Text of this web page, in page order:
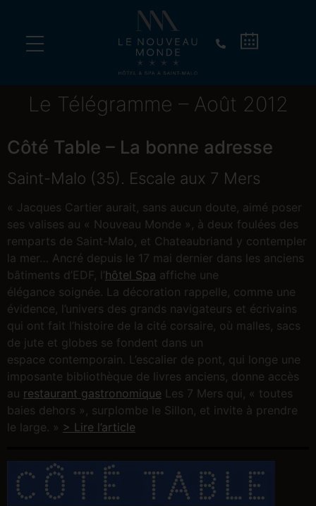
Vivez un dîner d’exception sur un vieux gréement !
Le Télégramme – Août 2012
Côté Table – La bonne adresse
Saint-Malo (35). Escale aux 7 Mers
« Jacques Cartier aurait, sans aucun doute, aimé poser
ses valises au « Nouveau Monde », à deux foulées des
remparts de Saint-Malo, et Chateaubriand y contempler
la mer… Ancré depuis le 17 mai dernier dans les anciens
bâtiments d’EDF, l’hôtel Spa affiche une
élégance soignée. La décoration rappelle, comme une
évidence, l’univers des grands navigateurs et écrivains
qui ont fait l’histoire de la cité corsaire, où malles, sacs
de jute et globes se fondent dans un
espace contemporain. L’escalier de pont, qui longe une
imposante bibliothèque de livres anciens, donne accès
au restaurant gastronomique Les 7 Mers qui, « toutes
baies dehors », surplombe le Sillon, et invite à prendre
le large. » > Lire l’article